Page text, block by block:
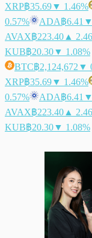
XRP฿35.69▼ 1.46%
0.57%
ADA฿6.41
AVAX฿223.40 ▲
KUB฿20.30▼ 1.08%
BTC฿2,124,672 ▼
XRP฿35.69▼ 1.46%
0.57%
ADA฿6.41
AVAX฿223.40 ▲
KUB฿20.30▼ 1.08%